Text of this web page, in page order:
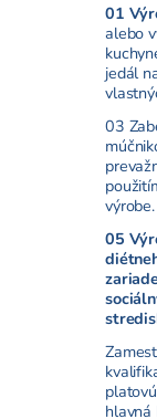
01
alebo
jedál
03
výrobe.
05
hlavná